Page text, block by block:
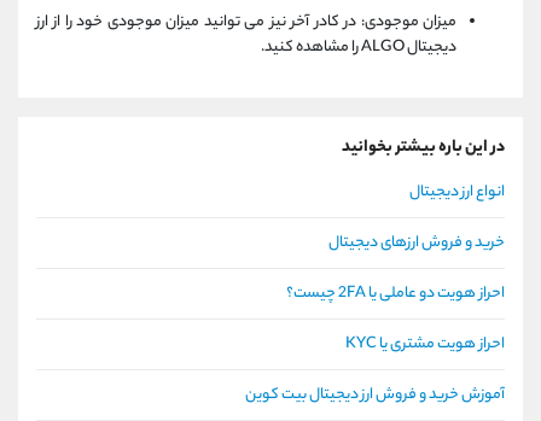
میزان موجودی: در کادر آخر نیز می توانید میزان موجودی خود را از ارز
دیجیتال ALGO را مشاهده کنید.
در این باره بیشتر بخوانید
انواع ارز دیجیتال
خرید و فروش ارزهای دیجیتال
احراز هویت دو عاملی یا 2FA چیست؟
احراز هویت مشتری یا KYC
آموزش خرید و فروش ارز دیجیتال بیت کوین